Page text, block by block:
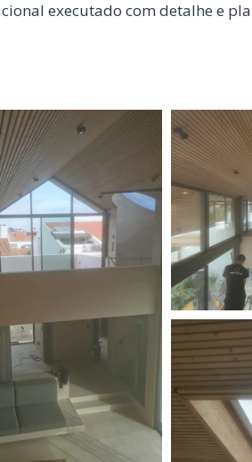
executado com detalhe e